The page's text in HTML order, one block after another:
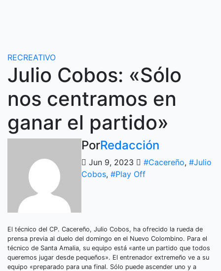
RECREATIVO
Julio Cobos: «Sólo
nos centramos en
ganar el partido»
PorRedacción
Jun 9, 2023 #Cacereño, #Julio
Cobos, #Play Off
El técnico del CP. Cacereño, Julio Cobos, ha ofrecido la rueda de
prensa previa al duelo del domingo en el Nuevo Colombino. Para el
técnico de Santa Amalia, su equipo está «ante un partido que todos
queremos jugar desde pequeños». El entrenador extremeño ve a su
equipo «preparado para una final. Sólo puede ascender uno y a